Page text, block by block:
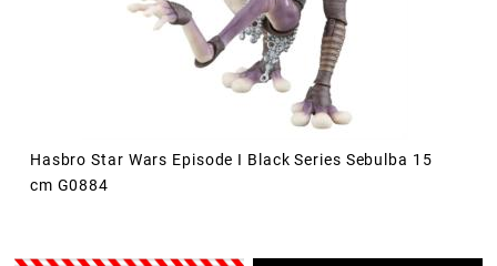
Hasbro Star Wars Episode I Black Series Sebulba 15
cm G0884